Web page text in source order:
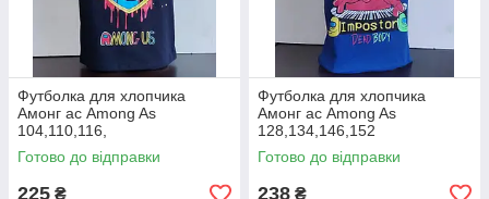
Футболка для хлопчика
Амонг ас Among As
104,110,116,
Готово до відправки
225 ₴
Футболка для хлопчика
Амонг ас Among As
128,134,146,152
Готово до відправки
238 ₴